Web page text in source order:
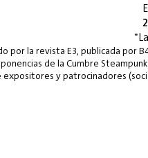
por la revista E3, publicada por
de la Cumbre
expositores y patrocinadores